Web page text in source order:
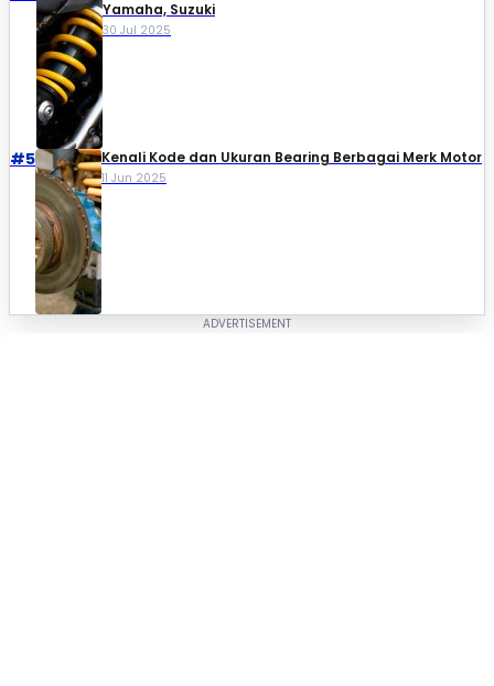
Yamaha, Suzuki​
30 Jul 2025
#5 Kenali Kode dan Ukuran Bearing Berbagai Merk Motor
11 Jun 2025